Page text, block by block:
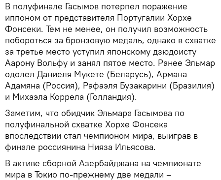
В полуфинале Гасымов потерпел поражение
иппоном от представителя Португалии Хорхе
Фонсеки. Тем не менее, он получил возможность
побороться за бронзовую медаль, однако в схватке
за третье место уступил японскому дзюдоисту
Аарону Вольфу и занял пятое место. Ранее Эльмар
одолел Даниеля Мукете (Беларусь), Армана
Адамяна (Россия), Рафаэля Бузакарини (Бразилия)
и Михаэла Коррела (Голландия).
Заметим, что обидчик Эльмара Гасымова по
полуфинальной схватке Хорхе Фонсека
впоследствии стал чемпионом мира, выиграв в
финале россиянина Нияза Ильясова.
В активе сборной Азербайджана на чемпионате
мира в Токио по-прежнему две медали –